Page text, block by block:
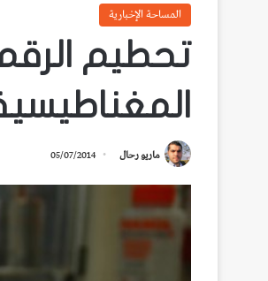
المساحة الإخبارية
تحطيم
ماريو رحال 05/07/2014